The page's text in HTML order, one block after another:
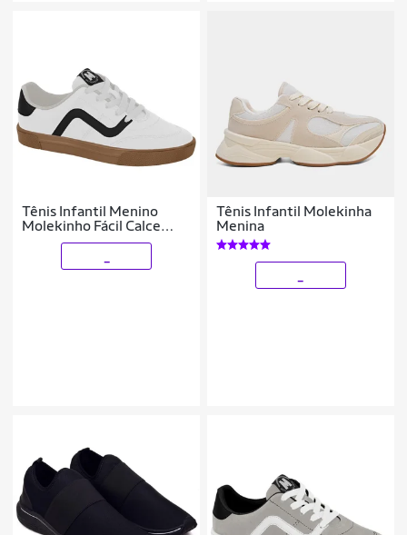
Tênis Infantil Menino
Molekinho Fácil Calce
Original
Tênis Infantil Molekinha
Menina